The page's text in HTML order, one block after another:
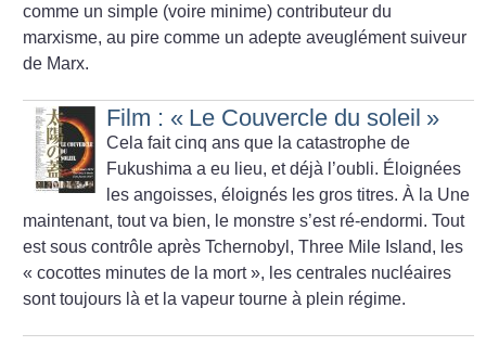
comme un simple (voire minime) contributeur du
marxisme, au pire comme un adepte aveuglément suiveur
de Marx.
Film : « Le Couvercle du soleil »
Cela fait cinq ans que la catastrophe de
Fukushima a eu lieu, et déjà l’oubli. Éloignées
les angoisses, éloignés les gros titres. À la Une
maintenant, tout va bien, le monstre s’est ré-endormi. Tout
est sous contrôle après Tchernobyl, Three Mile Island, les
« cocottes minutes de la mort », les centrales nucléaires
sont toujours là et la vapeur tourne à plein régime.